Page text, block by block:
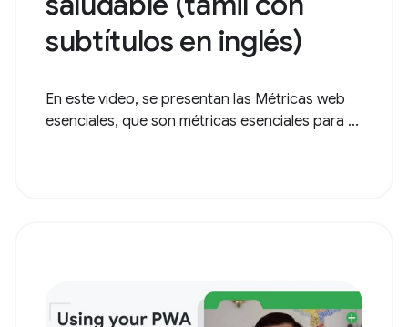
subtítulos en inglés)
En este video, se presentan las Métricas web
esenciales, que son métricas esenciales para ...